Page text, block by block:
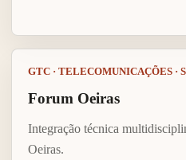
GTC · TELECOMUNICAÇÕES ·
Forum Oeiras
Integração técnica
Oeiras.